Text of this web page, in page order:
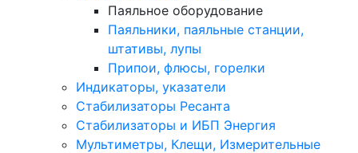
Паяльное оборудование
Паяльники, паяльные станции,
штативы, лупы
Припои, флюсы, горелки
Индикаторы, указатели
Стабилизаторы Ресанта
Стабилизаторы и ИБП Энергия
Мультиметры, Клещи, Измерительные